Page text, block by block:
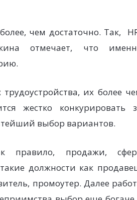
чем достаточно. Так,
отмечает, что
их более
жестко конкурировать
выбор вариантов.
правило, продажи,
должности как
промоутер. Далее